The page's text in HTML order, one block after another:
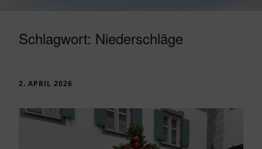
Schlagwort: Niederschläge
2. APRIL 2026